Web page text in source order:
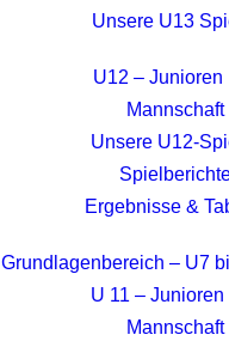
Unsere U13
U12 – Junioren
Mannschaft
Unsere U12-
Ergebnisse &
Grundlagenbereich – U7
U 11 – Junioren
Mannschaft